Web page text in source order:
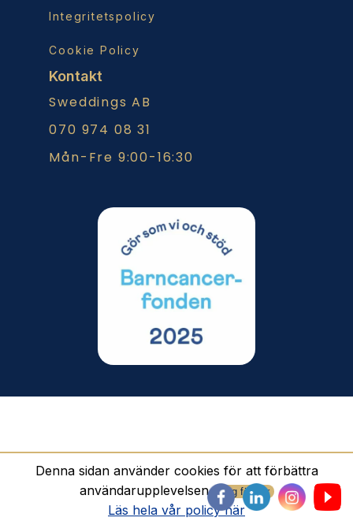
Integritetspolicy
Cookie Policy
Kontakt
Sweddings AB
070 974 08 31
Mån-Fre 9:00-16:30
© 2023 Sweddings AB. All Rights Reserved.
Denna sidan använder cookies för att förbättra
användarupplevelsen. Jag förstår
Läs hela vår policy här